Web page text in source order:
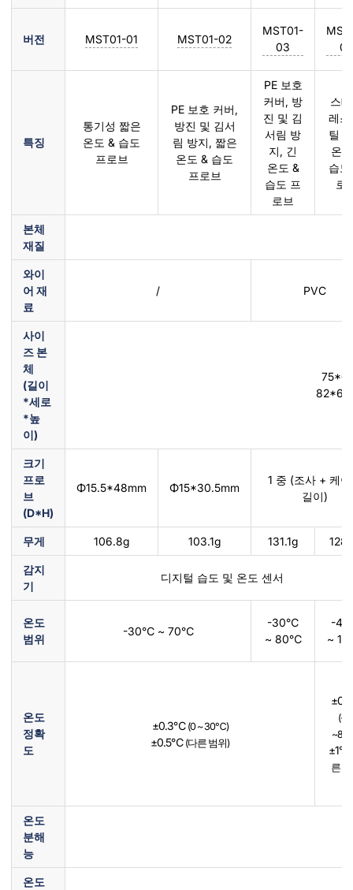
버전 MST01-01 MST01-02
MST01-
03
04
특징
통기성 짧은
온도 & 습도
프로브
PE 보호 커버,
방진 및 김서
림 방지, 짧은
온도 & 습도
프로브
PE 보호
커버, 방
진 및 김
서림 방
지, 긴
온도 &
습도 프
로브
스
레스
틸
온
습
로
본체
재질
와이
어 재
료
/ PVC
사이
즈 본
체
(길이
*세로
*높
이)
크기
프로
브
(D*H)
Φ15.5*48mm Φ15*30.5mm
1 중 (조사 + 케
길이)
무게 106.8g 103.1g 131.1g
감지
기
디지털 습도 및 온도 센서
온도
범위
-30℃ ~ 70℃
-30℃
~ 80℃
-
~
온도
정확
도
±0.3℃ (0 ~ 30℃)
±0.5℃ (다른 범위)
(-
±1℃
른
온도
분해
능
온도